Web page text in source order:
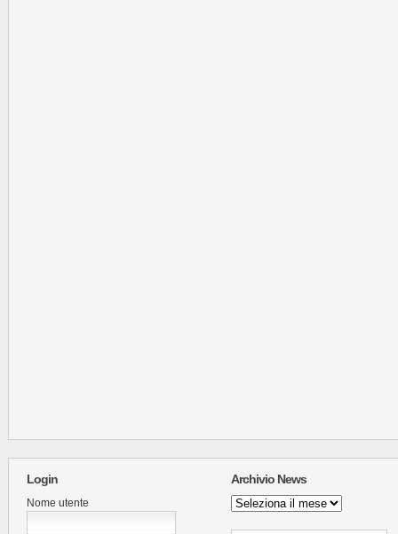
Login
Nome utente
Archivio News
Archivio
News